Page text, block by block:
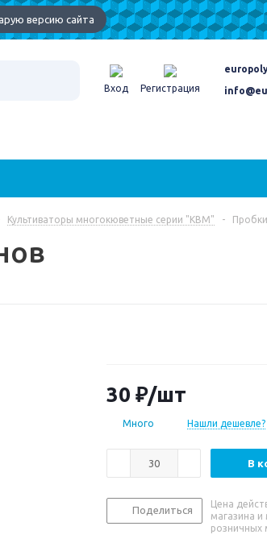
версию сайта
Вход Регистрация
Культиваторы многокюветные серии "КВМ" -
30 ₽/шт
Много Нашли дешевле?
В
Поделиться
Цена
магазина
розничных